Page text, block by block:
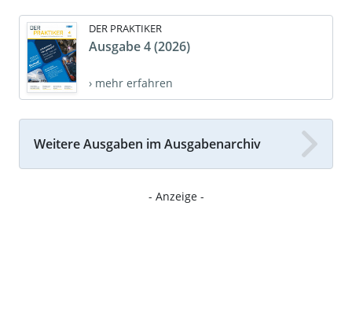
DER PRAKTIKER
Ausgabe 4 (2026)
› mehr erfahren
Weitere Ausgaben im Ausgabenarchiv
- Anzeige -